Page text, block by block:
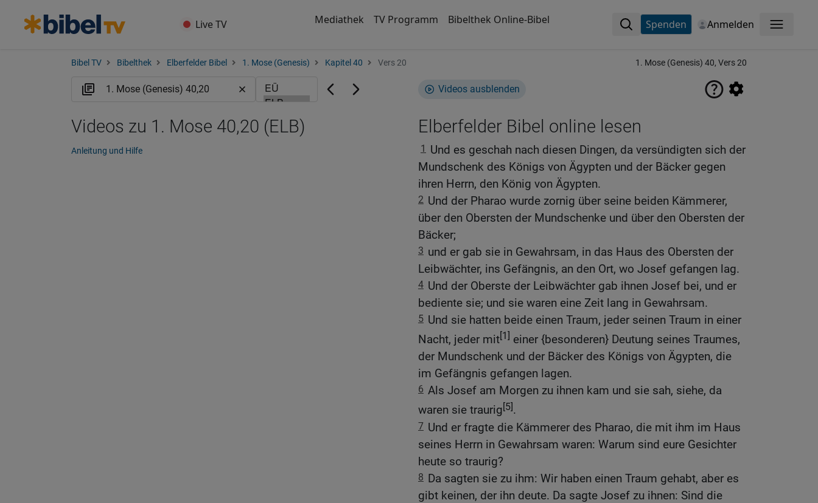
Live TV Mediathek TV Programm Bibelthek Online-Bibel Spenden Anmelden Menü
Bibel TV Bibelthek Elberfelder Bibel 1. Mose (Genesis) Kapitel 40 Vers 20 1. Mose (Genesis) 40, Vers 20
Videos ausblenden
Elberfelder Bibel online lesen
1 Und es geschah nach diesen Dingen, da versündigten sich der
Mundschenk des Königs von Ägypten und der Bäcker gegen
ihren Herrn, den König von Ägypten.
2 Und der Pharao wurde zornig über seine beiden Kämmerer,
über den Obersten der Mundschenke und über den Obersten der
Bäcker;
3 und er gab sie in Gewahrsam, in das Haus des Obersten der
Leibwächter, ins Gefängnis, an den Ort, wo Josef gefangen lag.
4 Und der Oberste der Leibwächter gab ihnen Josef bei, und er
bediente sie; und sie waren eine Zeit lang in Gewahrsam.
5 Und sie hatten beide einen Traum, jeder seinen Traum in einer
Nacht, jeder mit[1] einer {besonderen} Deutung seines Traumes,
der Mundschenk und der Bäcker des Königs von Ägypten, die
im Gefängnis gefangen lagen.
6 Als Josef am Morgen zu ihnen kam und sie sah, siehe, da
waren sie traurig[5].
7 Und er fragte die Kämmerer des Pharao, die mit ihm im Haus
seines Herrn in Gewahrsam waren: Warum sind eure Gesichter
heute so traurig?
8 Da sagten sie zu ihm: Wir haben einen Traum gehabt, aber es
gibt keinen, der ihn deute. Da sagte Josef zu ihnen: Sind die
Videos zu 1. Mose 40,20 (ELB)
Anleitung und Hilfe